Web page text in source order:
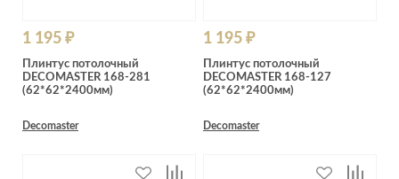
1 195 ₽
Плинтус потолочный
DECOMASTER 168-281
(62*62*2400мм)
Decomaster
1 195 ₽
Плинтус потолочный
DECOMASTER 168-127
(62*62*2400мм)
Decomaster